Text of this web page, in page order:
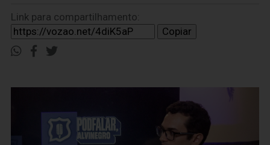
Link para compartilhamento:
Copiar